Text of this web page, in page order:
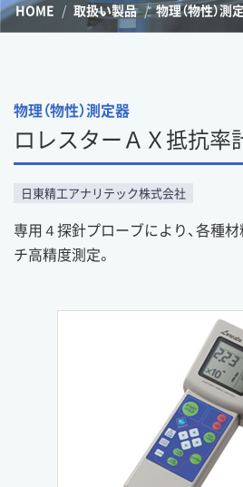
HOME 取扱い製品 物理（物性）測
物理（物性）測定器
ロレスターＡＸ抵抗率
日東精工アナリテック株式会社
専用４探針プローブにより、各種
チ高精度測定。